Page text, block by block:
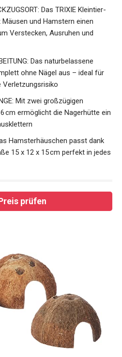
Das TRIXIE Kleintier-
und Hamstern einen
Verstecken, Ausruhen und
Das naturbelassene
ohne Nägel aus – ideal für
Verletzungsrisiko
Mit zwei großzügigen
cm ermöglicht die Nagerhütte ein
Hamsterhäuschen passt dank
15 x 12 x 15 cm perfekt in jedes
prüfen